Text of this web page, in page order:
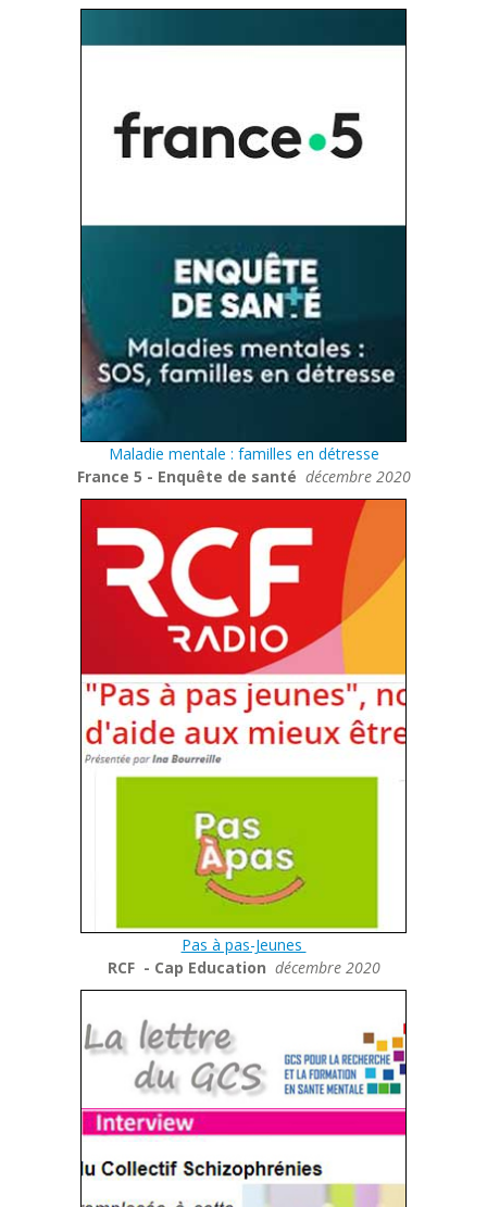
Maladie mentale : familles en détresse
France 5 - Enquête de santé décembre 2020
Pas à pas-Jeunes
RCF - Cap Education décembre 2020